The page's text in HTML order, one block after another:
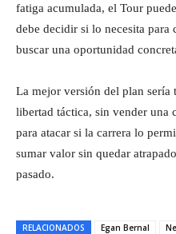
fatiga acumulada, el Tour
debe decidir si lo necesita para
buscar una oportunidad
La mejor versión del plan sería
libertad táctica, sin vender una
para atacar si la carrera lo
sumar valor sin quedar
pasado.
RELACIONADOS Egan Bernal